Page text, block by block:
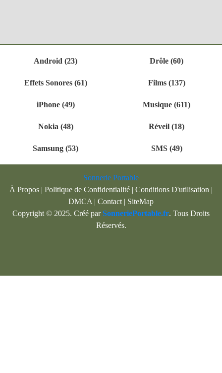
Android (23) Drôle (60)
Effets Sonores (61) Films (137)
iPhone (49) Musique (611)
Nokia (48) Réveil (18)
Samsung (53) SMS (49)
Sonnerie Portable
À Propos | Politique de Confidentialité | Conditions D'utilisation |
DMCA | Contact | SiteMap
Copyright © 2025. Créé parSonneriePortable.fr. Tous Droits
Réservés.